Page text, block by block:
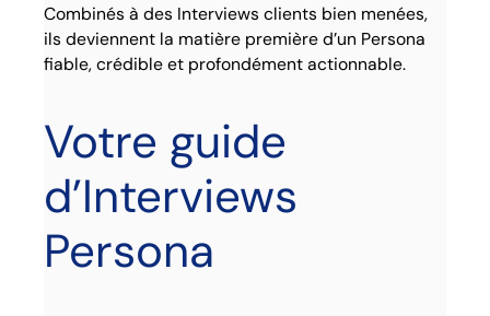
Combinés à des Interviews clients bien menées,
ils deviennent la matière première d’un Persona
fiable, crédible et profondément actionnable.
Votre guide
d’Interviews
Persona